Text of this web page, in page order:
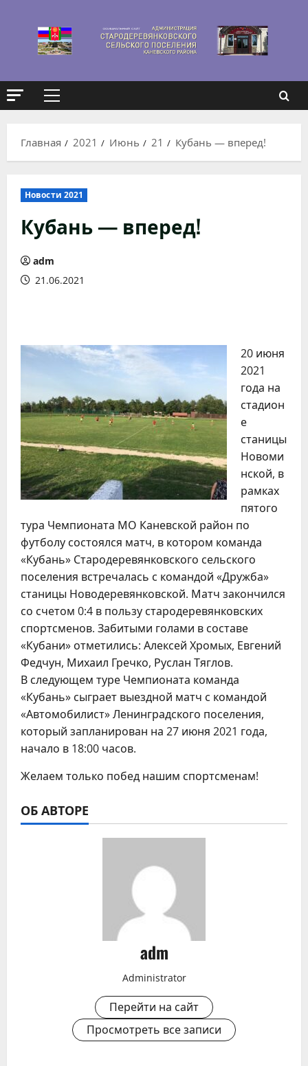
содержимому
Основное
Главная
2021 Июнь 21 Кубань — вперед!
Новости 2021
Кубань — вперед!
adm
21.06.2021
20 июня
2021
года на
стадион
е
станицы
Новоми
нской, в
рамках
пятого
тура Чемпионата МО Каневской район по
футболу состоялся матч, в котором команда
«Кубань» Стародеревянковского сельского
поселения встречалась с командой «Дружба»
станицы Новодеревянковской. Матч закончился
со счетом 0:4 в пользу стародеревянковских
спортсменов. Забитыми голами в составе
«Кубани» отметились: Алексей Хромых, Евгений
Федчун, Михаил Гречко, Руслан Тяглов.
В следующем туре Чемпионата команда
«Кубань» сыграет выездной матч с командой
«Автомобилист» Ленинградского поселения,
который запланирован на 27 июня 2021 года,
начало в 18:00 часов.
Желаем только побед нашим спортсменам!
ОБ АВТОРЕ
adm
Administrator
Перейти на сайт
Просмотреть все записи